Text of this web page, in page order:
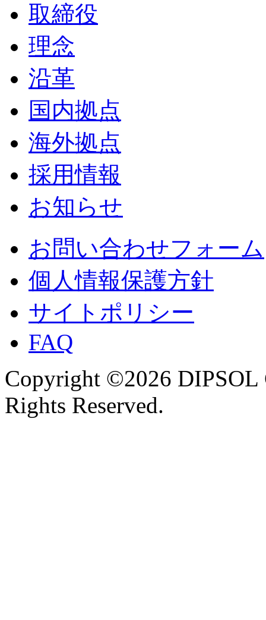
取締役
理念
沿革
国内拠点
海外拠点
採用情報
お知らせ
お問い合わせフォーム
個人情報保護方針
サイトポリシー
FAQ
Copyright ©2026
Rights Reserved.